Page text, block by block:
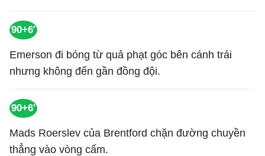
90+6'
Emerson đi bóng từ quả phạt góc bên cánh trái
nhưng không đến gần đồng đội.
90+6'
Mads Roerslev của Brentford chặn đường chuyền
thẳng vào vòng cấm.